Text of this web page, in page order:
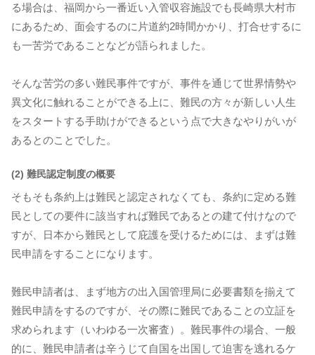
る場合は、福岡から一番近い入管収容施設でも長崎県大村市
にあるため、面会するのに片道約2時間かかり、打合せするに
も一苦労であることなどが語られました。
そんな苦労の多い難民事件ですが、事件を通じて世界情勢や
異文化に触れることができる上に、難民の方々が新しい人生
をスタートする手助けができるという点で大きなやりがいが
あるとのことでした。
(2) 難民認定制度の概要
そもそも条約上は難民と認定されなくても、条約に定める難
民としての要件に該当すれば難民であるとの建て付けなので
すが、日本から難民として庇護を受けるためには、まずは難
民申請をすることになります。
難民申請者は、まず地方の出入国管理局に必要書類を揃えて
難民申請をするのですが、その際に難民であることの立証を
求められます（いわゆる一次審査）。難民事件の場合、一般
的に、難民申請者は辛うじて自国を出国して迫害を逃れるケ